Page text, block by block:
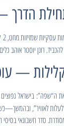
רונן יוסטר
ה“שפה”: בישראל
לאוויר”,
סדר חשבונאי